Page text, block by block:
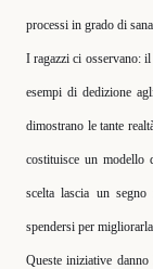
processi in grado di
I ragazzi ci osservano:
esempi di dedizione
dimostrano le tante
costituisce un modello
scelta lascia un
spendersi per
Queste iniziative